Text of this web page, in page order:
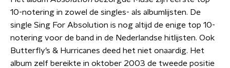
10-notering in zowel de singles- als albumlijsten. De
single Sing For Absolution is nog altijd de enige top 10-
notering voor de band in de Nederlandse hitlijsten. Ook
Butterfly’s & Hurricanes deed het niet onaardig. Het
album zelf bereikte in oktober 2003 de tweede positie